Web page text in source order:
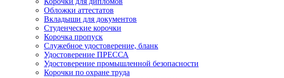
Обложки аттестатов
Вкладыши для документов
Студенческие корочки
Корочка пропуск
Служебное удостоверение, бланк
Удостоверение ПРЕССА
Удостоверение промышленной безопасности
Корочки по охране труда